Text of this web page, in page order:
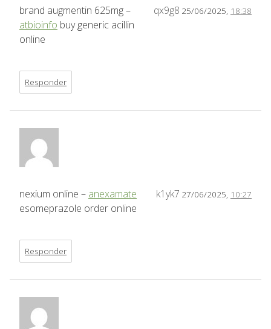
qx9g8 25/06/2025, 18:38
brand augmentin 625mg –
atbioinfo buy generic acillin
online
Responder
k1yk7 27/06/2025, 10:27
nexium online – anexamate
esomeprazole order online
Responder